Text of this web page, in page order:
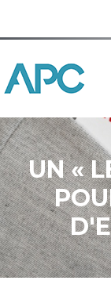
Aller
au
UN «